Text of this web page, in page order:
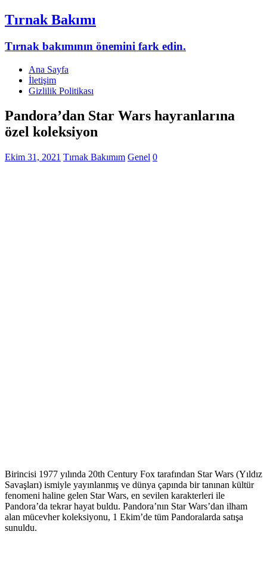
Tırnak Bakımı
Tırnak bakımının önemini fark edin.
Ana Sayfa
İletişim
Gizlilik Politikası
Pandora’dan Star Wars hayranlarına
özel koleksiyon
Ekim 31, 2021 Tırnak Bakımım Genel 0
Birincisi 1977 yılında 20th Century Fox tarafından Star Wars (Yıldız
Savaşları) ismiyle yayınlanmış ve dünya çapında bir tanınan kültür
fenomeni haline gelen Star Wars, en sevilen karakterleri ile
Pandora’da tekrar hayat buldu. Pandora’nın Star Wars’dan ilham
alan mücevher koleksiyonu, 1 Ekim’de tüm Pandoralarda satışa
sunuldu.